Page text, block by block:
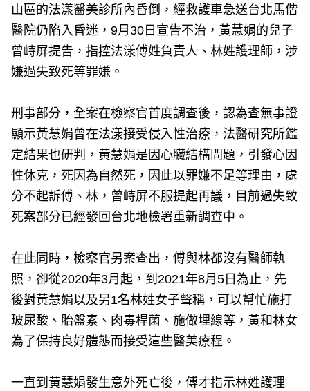
山區的法漾醫美診所內昏倒，經救護車急送台北馬偕
醫院仍陷入昏迷，9月30日宣告不治，黃慧娟的兒子
曾峙屏提告，指控法漾傅姓負責人、林姓護理師，涉
嫌過失致死等罪嫌。
刑事部分，全案在檢察官首度調查後，認為查無事證
顯示黃慧娟曾在法漾接受侵入性治療，法醫研究所鑑
定結果也研判，黃慧娟是因心臟結構問題，引發心因
性休克，死因為自然死，因此以罪嫌不足等理由，處
分不起訴傅、林，曾峙屏不服提起再議，目前過失致
死案部分已經發回台北地檢署重新調查中。
在此同時，檢察官另案查出，傅與林都沒有醫師執
照，卻從2020年3月起，到2021年8月5日為止，先
後對黃慧娟以及另1名林姓女子聲稱，可以幫忙施打
玻尿酸、胎盤素、肉毒桿菌、施做埋線等，黃和林女
為了保持良好體態而接受這些醫美療程。
一直到黃慧娟發生意外死亡後，傅才指示林姓護理